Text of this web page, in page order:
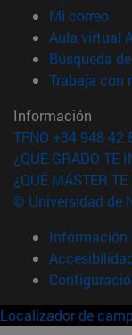
Mi correo
Aula virtual
Búsqueda
Trabaja con
Información
TFNO +34 948 42
¿QUÉ GRADO TE
¿QUÉ MÁSTER TE
© Universidad de
Información
Localizador de